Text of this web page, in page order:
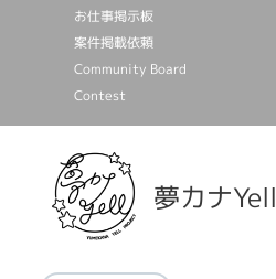
お仕事掲⽰板
案件掲載依頼
Community Board
Contest
夢カナYell